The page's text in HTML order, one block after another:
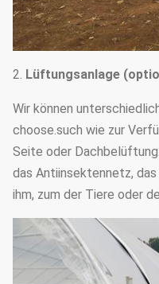
2. Lüftungsanlage
Wir können
choose.such wie zur
Seite oder
das Antiinsektennetz,
ihm, zum der Tiere oder